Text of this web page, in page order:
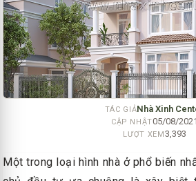
TÁC GIẢNhà Xinh
CẬP NHẬT05/08/2021
LƯỢT XEM3,393
Một trong loại hình nhà ở phổ biến